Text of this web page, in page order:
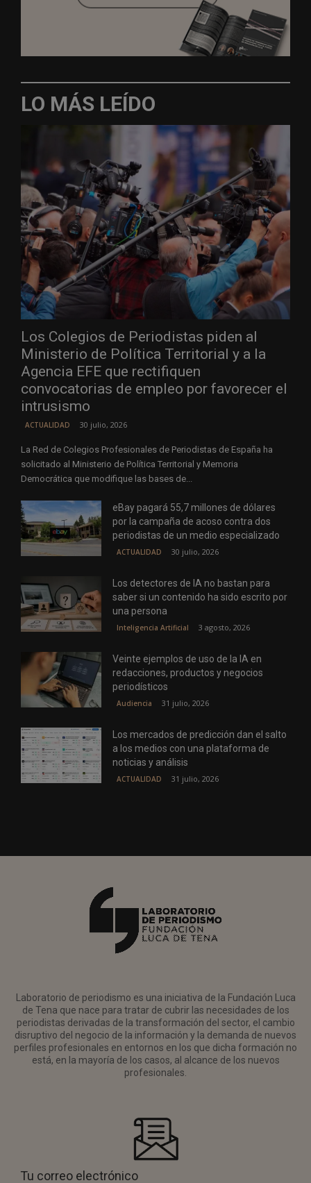
LO MÁS LEÍDO
Los Colegios de Periodistas piden al
Ministerio de Política Territorial y a la
Agencia EFE que rectifiquen
convocatorias de empleo por favorecer el
intrusismo
ACTUALIDAD 30 julio, 2026
La Red de Colegios Profesionales de Periodistas de España ha
solicitado al Ministerio de Política Territorial y Memoria
Democrática que modifique las bases de...
eBay pagará 55,7 millones de dólares
por la campaña de acoso contra dos
periodistas de un medio especializado
ACTUALIDAD 30 julio, 2026
Los detectores de IA no bastan para
saber si un contenido ha sido escrito por
una persona
Inteligencia Artificial 3 agosto, 2026
Veinte ejemplos de uso de la IA en
redacciones, productos y negocios
periodísticos
Audiencia 31 julio, 2026
Los mercados de predicción dan el salto
a los medios con una plataforma de
noticias y análisis
ACTUALIDAD 31 julio, 2026
Laboratorio de periodismo es una iniciativa de la Fundación Luca
de Tena que nace para tratar de cubrir las necesidades de los
periodistas derivadas de la transformación del sector, el cambio
disruptivo del negocio de la información y la demanda de nuevos
perfiles profesionales en entornos en los que dicha formación no
está, en la mayoría de los casos, al alcance de los nuevos
profesionales.